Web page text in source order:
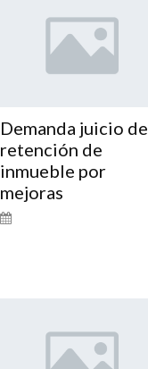
Demanda juicio de
retención de
inmueble por
mejoras